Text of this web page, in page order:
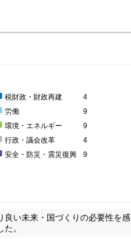
税財政・財政再建 4
労働 9
環境・エネルギー 9
行政・議会改革 4
安全・防災・震災復興 9
良い未来・国づくりの必要性を感
。